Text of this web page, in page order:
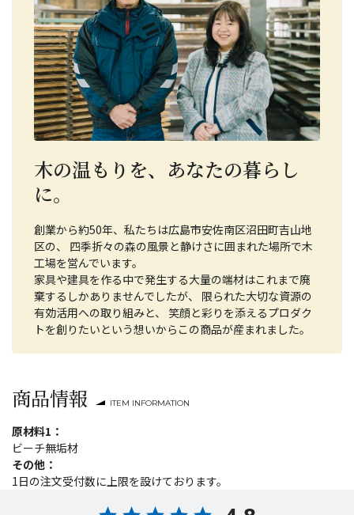
木の温もりを、あなたの暮らし
に。
創業から約50年、私たちは広島市安佐南区沼田町吉山地
区の、 四季折々の森の風景と静けさに囲まれた場所で木
工場を営んでいます。
家具や建具を作る中で発生する大量の端材はこれまで廃
棄するしかありませんでしたが、 限られた大切な資源の
有効活用への取り組みと、 笑顔と彩りを添えるプロダク
トを創りたいという想いからこの商品が産まれました。
商品情報 ITEM INFORMATION
原材料1：
ビーチ無垢材
その他：
1日の注文受付数に上限を設けております。